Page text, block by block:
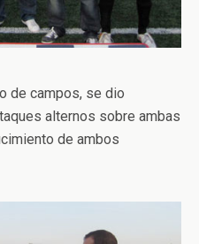
de campos, se dio
alternos sobre ambas
de ambos